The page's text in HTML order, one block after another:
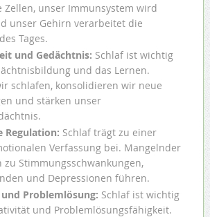
Zellen, unser Immunsystem wird
unser Gehirn verarbeitet die
Tages.
und Gedächtnis: Schlaf ist wichtig
und das Lernen.
schlafen, konsolidieren wir neue
und stärken unser
Regulation: Schlaf trägt zu einer
Verfassung bei. Mangelnder
zu Stimmungsschwankungen,
und Depressionen führen.
Problemlösung: Schlaf ist wichtig
und Problemlösungsfähigkeit.